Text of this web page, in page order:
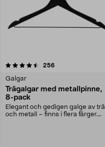
256recensioner
Galgar
Trägalgar med metallpinne,
8-pack
Elegant och gedigen galge av trä
och metall – finns i flera färger.
4.0av 5 stjärnor